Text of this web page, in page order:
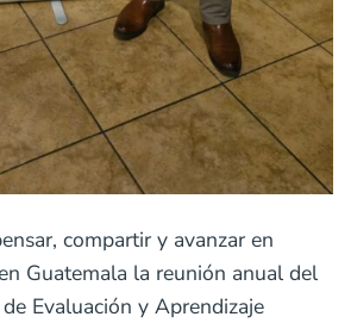
compartir y avanzar en
Guatemala la reunión anual del
Evaluación y Aprendizaje